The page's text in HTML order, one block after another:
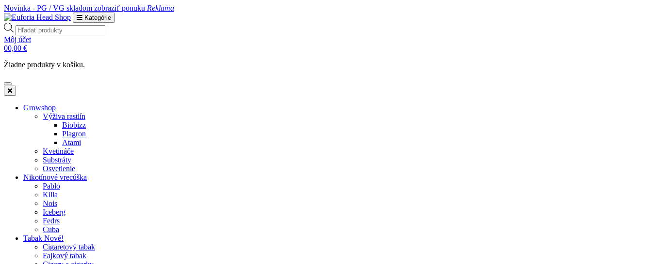
Novinka - PG / VG skladom zobraziť ponuku Reklama
Kategórie
Products
search
Môj účet
00,00 €
Žiadne produkty v košíku.
Growshop
Výživa rastlín
Biobizz
Plagron
Atami
Kvetináče
Substráty
Osvetlenie
Nikotínové vrecúška
Pablo
Killa
Nois
Iceberg
Fedrs
Cuba
Tabak Nové!
Cigaretový tabak
Fajkový tabak